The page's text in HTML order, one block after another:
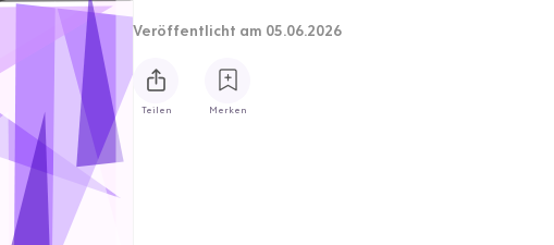
Veröffentlicht am 05.06.2026
Teilen Merken